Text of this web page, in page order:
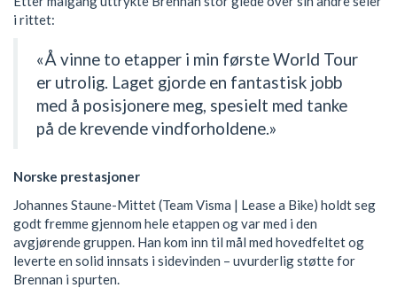
i rittet:
«Å vinne to etapper i min første World Tour
er utrolig. Laget gjorde en fantastisk jobb
med å posisjonere meg, spesielt med tanke
på de krevende vindforholdene.»
Norske prestasjoner
Johannes Staune-Mittet (Team Visma | Lease a Bike) holdt seg
godt fremme gjennom hele etappen og var med i den
avgjørende gruppen. Han kom inn til mål med hovedfeltet og
leverte en solid innsats i sidevinden – uvurderlig støtte for
Brennan i spurten.